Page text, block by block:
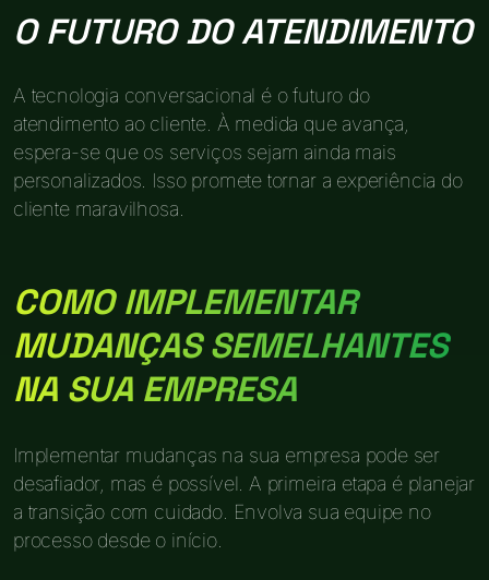
O FUTURO DO ATENDIMENTO
A tecnologia conversacional é o futuro do
atendimento ao cliente. À medida que avança,
espera-se que os serviços sejam ainda mais
personalizados. Isso promete tornar a experiência do
cliente maravilhosa.
COMO IMPLEMENTAR
MUDANÇAS SEMELHANTES
NA SUA EMPRESA
Implementar mudanças na sua empresa pode ser
desafiador, mas é possível. A primeira etapa é planejar
a transição com cuidado. Envolva sua equipe no
processo desde o início.